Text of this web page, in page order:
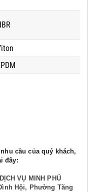
cầu của quý khách,
đây:
VỤ MINH PHÚ
Hội, Phường Tăng